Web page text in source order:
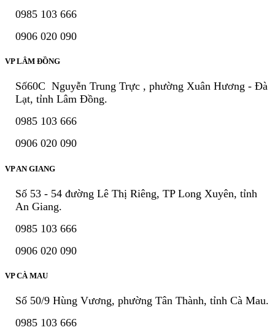
0985 103 666
0906 020 090
VP LÂM ĐỒNG
Số60C Nguyễn Trung Trực , phường Xuân Hương - Đà
Lạt, tỉnh Lâm Đồng.
0985 103 666
0906 020 090
VP AN GIANG
Số 53 - 54 đường Lê Thị Riêng, TP Long Xuyên, tỉnh
An Giang.
0985 103 666
0906 020 090
VP CÀ MAU
Số 50/9 Hùng Vương, phường Tân Thành, tỉnh Cà Mau.
0985 103 666